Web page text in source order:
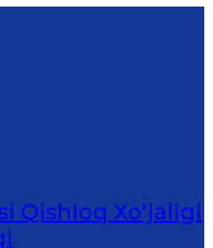
Qishloq Хo‘jаligi